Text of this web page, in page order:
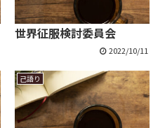
世界征服検討委員会
2022/10/11
己語り